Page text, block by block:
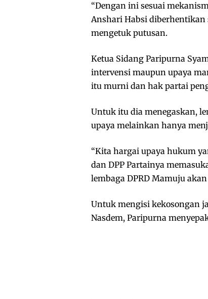
“Dengan ini sesuai
Anshari Habsi diberhentikan
mengetuk putusan.
Ketua Sidang Paripurna
intervensi maupun upaya
itu murni dan hak partai
Untuk itu dia menegaskan,
upaya melainkan hanya
“Kita hargai upaya hukum
dan DPP Partainya
lembaga DPRD Mamuju
Untuk mengisi kekosongan
Nasdem, Paripurna